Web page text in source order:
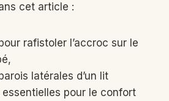
cet article :
rafistoler l’accroc sur le
latérales d’un lit
pour le confort